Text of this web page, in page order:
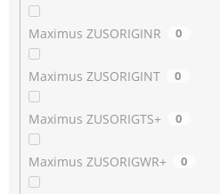
Maximus ZUSORIGINR 0
Maximus ZUSORIGINT 0
Maximus ZUSORIGTS+ 0
Maximus ZUSORIGWR+ 0